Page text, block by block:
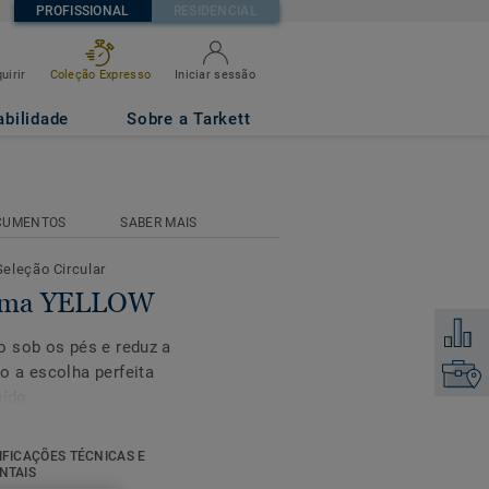
PROFISSIONAL RESIDENCIAL
Coleção Expresso Iniciar sessão
Sobre a Tarkett
SABER MAIS
Circular
YELLOW
sob os pés e reduz a
a escolha perfeita
disponível em todas
para áreas de
TÉCNICAS E